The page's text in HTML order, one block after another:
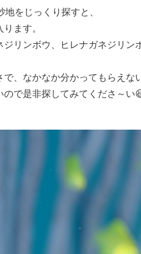
をじっくり探すと、
ます。
リンボウ、ヒレナガネジリ
、なかなか分かってもらえな
で是非探してみてくださ～い